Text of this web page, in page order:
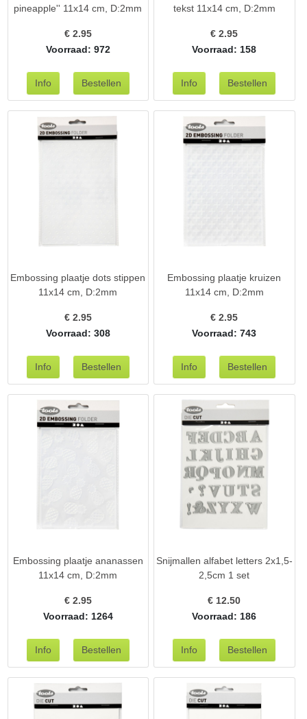
pineapple'' 11x14 cm, D:2mm
€ 2.95
Voorraad: 972
tekst 11x14 cm, D:2mm
€2.95
Voorraad: 158
Embossing plaatje dots stippen
11x14 cm, D:2mm
€ 2.95
Voorraad: 308
Embossing plaatje kruizen
11x14 cm, D:2mm
€2.95
Voorraad: 743
Embossing plaatje ananassen
11x14 cm, D:2mm
€ 2.95
Voorraad: 1264
Snijmallen alfabet letters 2x1,5-
2,5cm 1 set
€ 12.50
Voorraad: 186